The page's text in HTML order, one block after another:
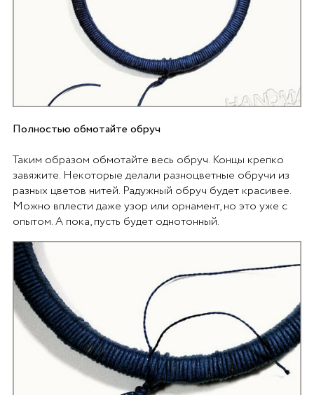
Полностью обмотайте обруч
Таким образом обмотайте весь обруч. Концы крепко
завяжите. Некоторые делали разноцветные обручи из
разных цветов нитей. Радужный обруч будет красивее.
Можно вплести даже узор или орнамент, но это уже с
опытом. А пока, пусть будет однотонный.